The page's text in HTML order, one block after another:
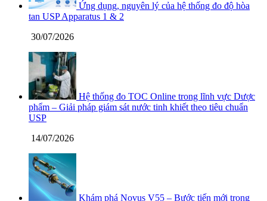
Ứng dụng, nguyên lý của hệ thống đo độ hòa
tan USP Apparatus 1 & 2
30/07/2026
Hệ thống đo TOC Online trong lĩnh vực Dược
phẩm – Giải pháp giám sát nước tinh khiết theo tiêu chuẩn
USP
14/07/2026
Khám phá Novus V55 – Bước tiến mới trong